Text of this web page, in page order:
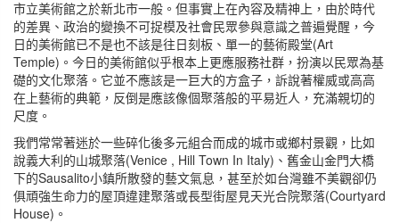
市立美術館之於新北市一般。但事實上在內容及精神上，由於時代
的差異、政治的變換不可捉模及社會民眾參與意識之普遍覺醒，今
日的美術館已不是也不該是往日刻板、單一的藝術殿堂(Art
Temple)。今日的美術館似乎根本上更應服務社群，扮演以民眾為基
礎的文化聚落。它並不應該是一巨大的方盒子，訴說著權威或高高
在上藝術的典範，反倒是應該像個聚落般的平易近人，充滿親切的
尺度。
我們常常著迷於一些碎化後多元組合而成的城市或鄉村景觀，比如
說義大利的山城聚落(Venice , Hill Town In Italy)、舊金山金門大橋
下的Sausalito小鎮所散發的藝文氣息，甚至於如台灣雖不美觀卻仍
俱頑強生命力的屋頂違建聚落或長型街屋見天光合院聚落(Courtyard
House)。